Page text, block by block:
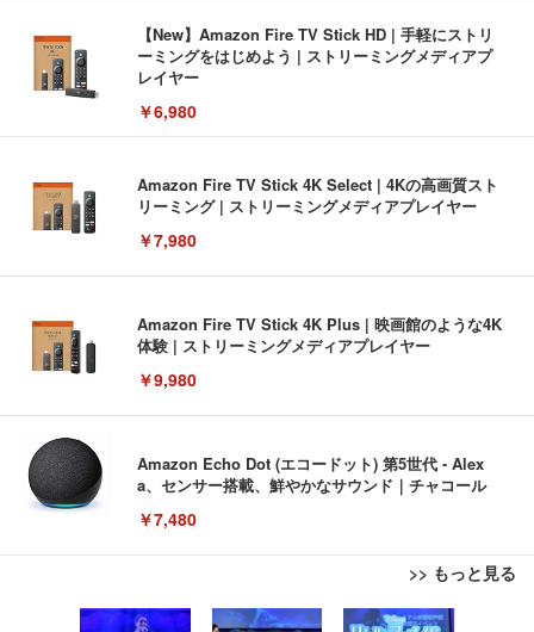
【New】Amazon Fire TV Stick HD | 手軽にストリ
ーミングをはじめよう | ストリーミングメディアプ
レイヤー
￥6,980
Amazon Fire TV Stick 4K Select | 4Kの高画質スト
リーミング | ストリーミングメディアプレイヤー
￥7,980
Amazon Fire TV Stick 4K Plus | 映画館のような4K
体験 | ストリーミングメディアプレイヤー
￥9,980
Amazon Echo Dot (エコードット) 第5世代 - Alex
a、センサー搭載、鮮やかなサウンド｜チャコール
￥7,480
>> もっと見る
[EdoErgo] オフィスチェア 椅子 テレワーク 疲れな
EIZO ビジネス向けプレミアムモニター | FlexScan